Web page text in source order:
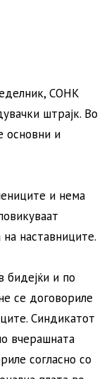
СОНК
штрајк. Во
основни и
и нема
наставниците.
бидејќи и по
се договориле
Синдикатот
вчерашната
согласно со